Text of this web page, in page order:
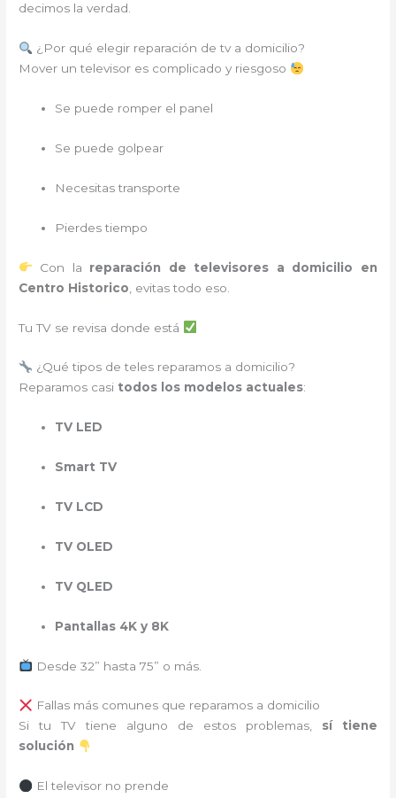
decimos la verdad.
¿Por qué elegir reparación de tv a domicilio?
Mover un televisor es complicado y riesgoso
Se puede romper el panel
Se puede golpear
Necesitas transporte
Pierdes tiempo
Con la reparación de televisores a domicilio en
Centro Historico , evitas todo eso.
Tu TV se revisa donde está
¿Qué tipos de teles reparamos a domicilio?
Reparamos casi todos los modelos actuales:
TV LED
Smart TV
TV LCD
TV OLED
TV QLED
Pantallas 4K y 8K
Desde 32” hasta 75” o más.
Fallas más comunes que reparamos a domicilio
Si tu TV tiene alguno de estos problemas, sí tiene
solución
El televisor no prende